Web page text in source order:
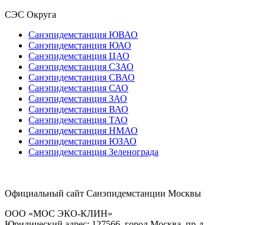
СЭС Округа
Санэпидемстанция ЮВАО
Санэпидемстанция ЮАО
Санэпидемстанция ЦАО
Санэпидемстанция СЗАО
Санэпидемстанция СВАО
Санэпидемстанция САО
Санэпидемстанция ЗАО
Санэпидемстанция ВАО
Санэпидемстанция ТАО
Санэпидемстанция НМАО
Санэпидемстанция ЮЗАО
Санэпидемстанция Зеленограда
Официальный сайт Санэпидемстанции Москвы
ООО «МОС ЭКО-КЛИН»